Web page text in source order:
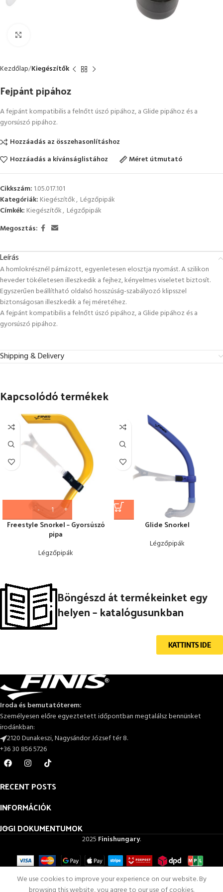
Kezdőlap Kiegészítők
Fejpánt pipához
A fejpánt kompatibilis a felnőtt úszó pipához, a Glide pipához és a
gyorsúszó pipához.
Hozzáadás az összehasonlításhoz
Hozzáadás a kívánságlistához
Méret útmutató
Cikkszám: 1.05.017.101
Kategóriák: Kiegészítők, Légzőpipák
Címkék: Kiegészítők, Légzőpipák
Megosztás:
Leírás
A homlokrésznél párnázott, egyenletesen elosztja nyomást. A szilikon
heveder tökéletesen illeszkedik a fejhez, kényelmes viseletet biztosít.
Egyszerűen beállítható oldalsó hosszúság-szabályozó klipsszel
biztonságosan illeszkedik a fej méretéhez.
A fejpánt kompatibilis a felnőtt úszó pipához, a Glide pipához és a
gyorsúszó pipához.
Shipping & Delivery
Kapcsolódó termékek
Freestyle Snorkel – Gyorsúszó
pipa
Légzőpipák
Glide Snorkel
Légzőpipák
Böngészd át termékeinket egy
helyen – katalógusunkban
KATTINTS IDE
Iroda és bemutatóterem:
Személyesen előre egyeztetett időpontban megtalálsz bennünket
irodánkban:
2120 Dunakeszi, Nagysándor József tér 8.
+36 30 856 5726
RECENT POSTS
INFORMÁCIÓK
JOGI DOKUMENTUMOK
2025 Finishungary.
We use cookies to improve your experience on our website. By
Kívánságlista
Kosár
Az én számlám